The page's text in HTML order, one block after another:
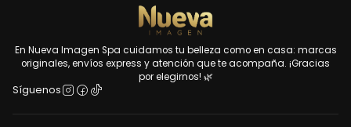
En Nueva Imagen Spa cuidamos tu belleza como en casa: marcas
originales, envíos express y atención que te acompaña. ¡Gracias
por elegirnos! 🌿
Síguenos